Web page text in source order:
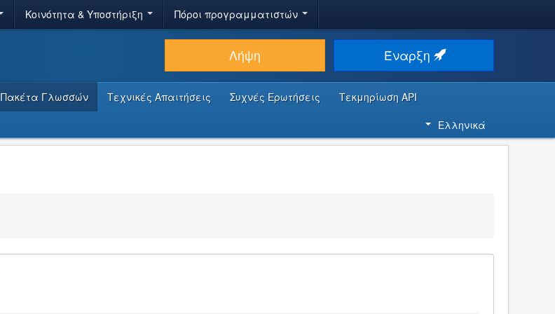
Κοινότητα & Υποστήριξη Πόροι προγραμματιστών
Λήψη Έναρξη
Πακέτα Γλωσσών Τεχνικές Απαιτήσεις Συχνές Ερωτήσεις
Τεκμηρίωση API
Ελληνικά